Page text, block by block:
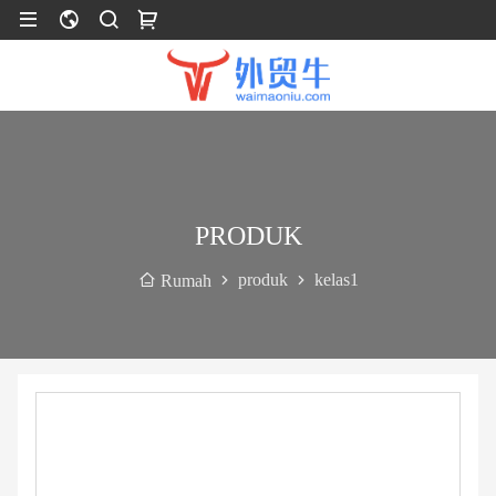
PRODUK
Rumah produk kelas1